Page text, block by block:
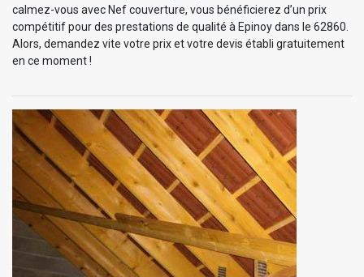
calmez-vous avec Nef couverture, vous bénéficierez d’un prix
compétitif pour des prestations de qualité à Epinoy dans le 62860.
Alors, demandez vite votre prix et votre devis établi gratuitement
en ce moment !